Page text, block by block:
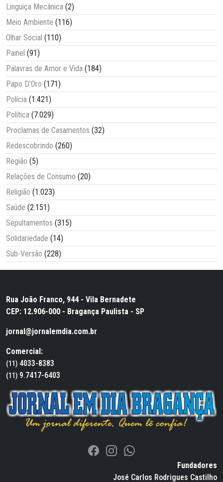
Linguiça Mecânica (2)
Meio Ambiente (116)
Olhar Social (110)
Painel (91)
Palavras de Amor e Vida (184)
Papo D'Oro (171)
Polícia (1.421)
Política (7.029)
Proclamas de Casamentos (32)
Redescobrindo (260)
Região (5)
Relações de Consumo (20)
Religião (1.023)
Saúde (2.151)
Sepultamentos (315)
Solidariedade (14)
Sub-Versão (228)
Rua João Franco, 944 - Vila Bernadete
CEP: 12.906-000 - Bragança Paulista - SP
jornal@jornalemdia.com.br
Comercial:
(11) 4033-8383
(11) 9.7417-6403
Fundadores
José Carlos Rodrigues Castilho